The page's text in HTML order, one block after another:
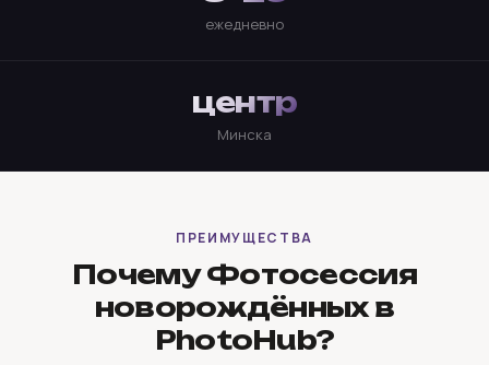
ежедневно
центр
Минска
ПРЕИМУЩЕСТВА
Почему Фотосессия
новорождённых в
PhotoHub?